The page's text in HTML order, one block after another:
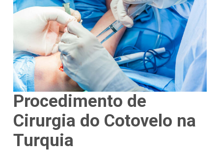
Procedimento de
Cirurgia do Cotovelo na
Turquia